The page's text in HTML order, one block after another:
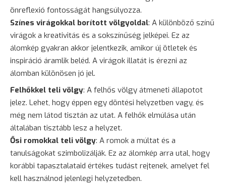
önreflexió fontosságát hangsúlyozza.
Színes virágokkal borított völgyoldal: A különböző színű
virágok a kreativitás és a sokszínűség jelképei. Ez az
álomkép gyakran akkor jelentkezik, amikor új ötletek és
inspiráció áramlik beléd. A virágok illatát is érezni az
álomban különösen jó jel.
Felhőkkel teli völgy: A felhős völgy átmeneti állapotot
jelez. Lehet, hogy éppen egy döntési helyzetben vagy, és
még nem látod tisztán az utat. A felhők elmúlása után
általában tisztább lesz a helyzet.
Ősi romokkal teli völgy: A romok a múltat és a
tanulságokat szimbolizálják. Ez az álomkép arra utal, hogy
korábbi tapasztalataid értékes tudást rejtenek, amelyet fel
kell használnod jelenlegi helyzetedben.